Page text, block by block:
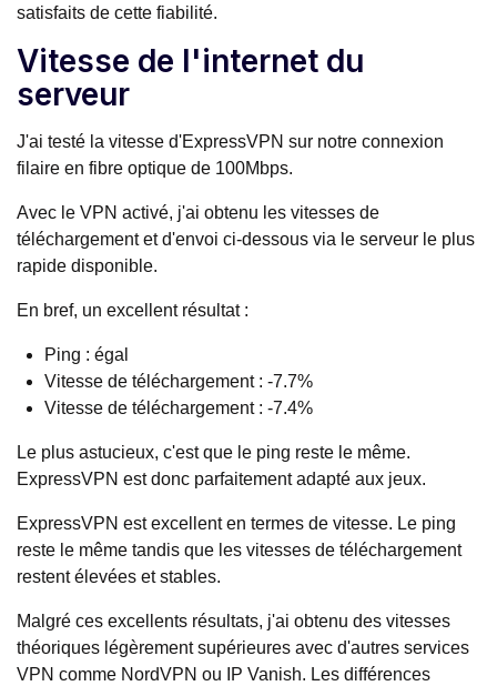
satisfaits de cette fiabilité.
Vitesse de l'internet du
serveur
J'ai testé la vitesse d'ExpressVPN sur notre connexion
filaire en fibre optique de 100Mbps.
Avec le VPN activé, j'ai obtenu les vitesses de
téléchargement et d'envoi ci-dessous via le serveur le plus
rapide disponible.
En bref, un excellent résultat :
Ping : égal
Vitesse de téléchargement : -7.7%
Vitesse de téléchargement : -7.4%
Le plus astucieux, c'est que le ping reste le même.
ExpressVPN est donc parfaitement adapté aux jeux.
ExpressVPN est excellent en termes de vitesse. Le ping
reste le même tandis que les vitesses de téléchargement
restent élevées et stables.
Malgré ces excellents résultats, j'ai obtenu des vitesses
théoriques légèrement supérieures avec d'autres services
VPN comme NordVPN ou IP Vanish. Les différences